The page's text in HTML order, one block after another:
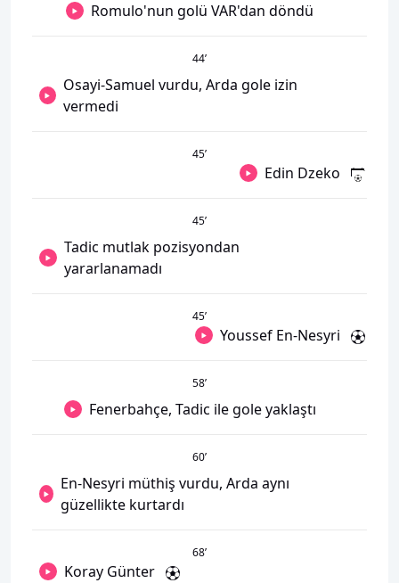
Romulo'nun golü VAR'dan döndü
44’
Osayi-Samuel vurdu, Arda gole izin
vermedi
45’
Edin Dzeko
45’
Tadic mutlak pozisyondan
yararlanamadı
45’
Youssef En-Nesyri
58’
Fenerbahçe, Tadic ile gole yaklaştı
60’
En-Nesyri müthiş vurdu, Arda aynı
güzellikte kurtardı
68’
Koray Günter